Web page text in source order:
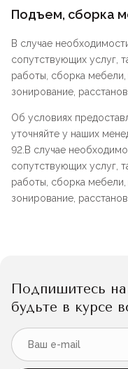
Подъем, сборка
В случае
сопутствующих услуг,
работы, сборка
зонирование,
Об условиях
уточняйте у наших
92.В случае
сопутствующих услуг,
работы, сборка
зонирование,
Подпишитесь
будьте в курсе